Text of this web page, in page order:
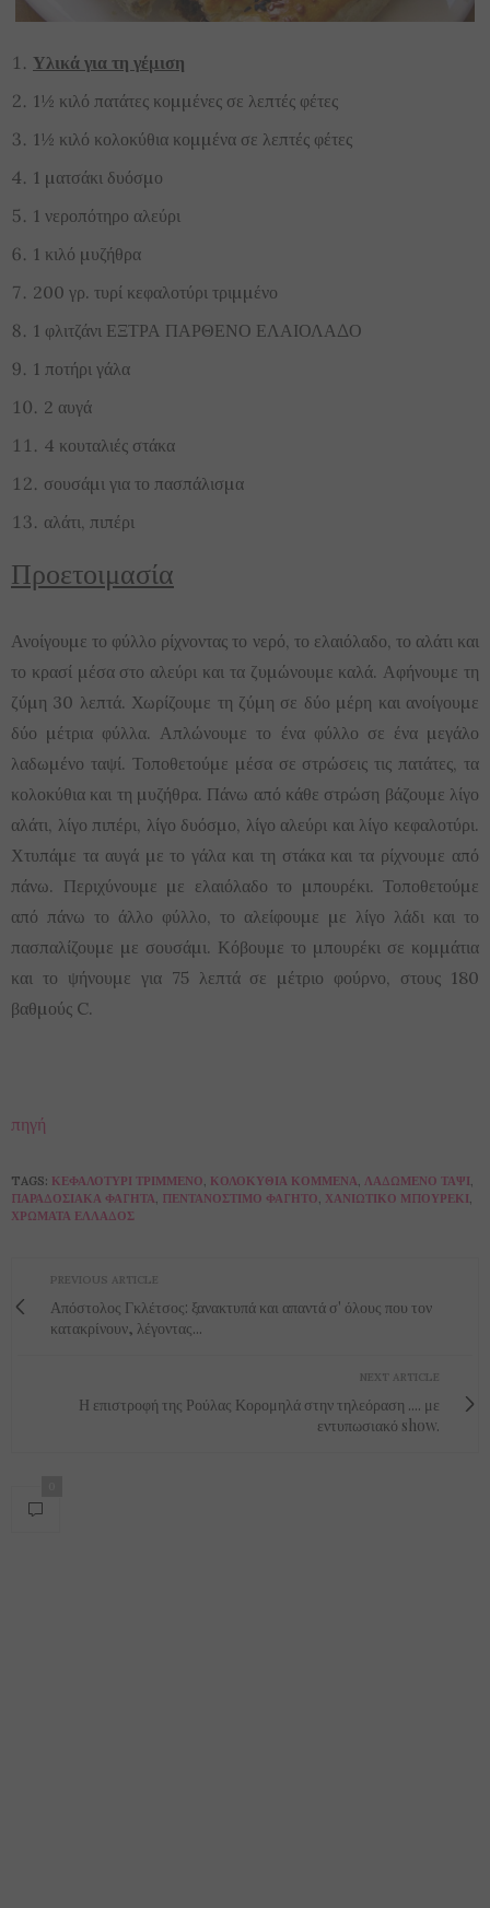
Υλικά για τη γέµιση
1½ κιλό πατάτες κοµµένες σε λεπτές φέτες
1½ κιλό κολοκύθια κοµµένα σε λεπτές φέτες
1 µατσάκι δυόσµο
1 νεροπότηρο αλεύρι
1 κιλό µυζήθρα
200 γρ. τυρί κεφαλοτύρι τριµµένο
1 φλιτζάνι ΕΞΤΡΑ ΠΑΡΘΕΝΟ ΕΛΑΙΟΛΑ∆Ο
1 ποτήρι γάλα
2 αυγά
4 κουταλιές στάκα
σουσάµι για το πασπάλισµα
αλάτι, πιπέρι
Προετοιμασία
Ανοίγουµε το φύλλο ρίχνοντας το νερό, το ελαιόλαδο, το αλάτι και
το κρασί µέσα στο αλεύρι και τα ζυµώνουµε καλά. Αφήνουµε τη
ζύµη 30 λεπτά. Χωρίζουµε τη ζύµη σε δύο µέρη και ανοίγουµε
δύο µέτρια φύλλα. Απλώνουµε το ένα φύλλο σε ένα µεγάλο
λαδωµένο ταψί. Τοποθετούµε µέσα σε στρώσεις τις πατάτες, τα
κολοκύθια και τη µυζήθρα. Πάνω από κάθε στρώση βάζουµε λίγο
αλάτι, λίγο πιπέρι, λίγο δυόσµο, λίγο αλεύρι και λίγο κεφαλοτύρι.
Χτυπάµε τα αυγά µε το γάλα και τη στάκα και τα ρίχνουµε από
πάνω. Περιχύνουµε µε ελαιόλαδο το µπουρέκι. Τοποθετούµε
από πάνω το άλλο φύλλο, το αλείφουµε µε λίγο λάδι και το
πασπαλίζουµε µε σουσάµι. Κόβουµε το µπουρέκι σε κοµµάτια
και το ψήνουµε για 75 λεπτά σε µέτριο φούρνο, στους 180
βαθµούς C.
πηγή
TAGS: ΚΕΦΑΛΟΤΎΡΙ ΤΡΙΜΜΈΝΟ, ΚΟΛΟΚΎΘΙΑ ΚΟΜΜΈΝΑ, ΛΑΔΩΜΈΝΟ ΤΑΨΊ,
ΠΑΡΑΔΟΣΙΑΚΆ ΦΑΓΗΤΆ, ΠΕΝΤΑΝΌΣΤΙΜΟ ΦΑΓΗΤΌ, ΧΑΝΙΏΤΙΚΟ ΜΠΟΥΡΈΚΙ,
ΧΡΏΜΑΤΑ ΕΛΛΆΔΟΣ
PREVIOUS ARTICLE
Απόστολος Γκλέτσος: ξανακτυπά και απαντά σ' όλους που τον
κατακρίνουν, λέγοντας...
NEXT ARTICLE
Η επιστροφή της Ρούλας Κορομηλά στην τηλεόραση .... με
εντυπωσιακό show.